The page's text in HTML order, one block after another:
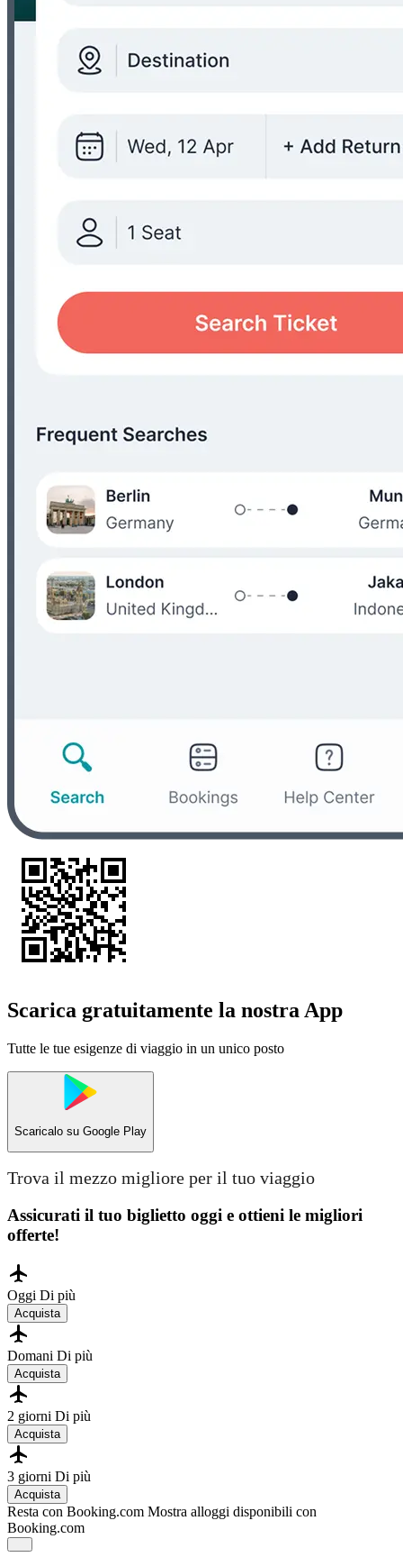
Scarica gratuitamente la nostra App
Tutte le tue esigenze di viaggio in un unico posto
Scaricalo su Google Play
Trova il mezzo migliore per il tuo viaggio
Assicurati il ​​tuo biglietto oggi e ottieni le migliori
offerte!
Oggi Di più
Acquista
Domani Di più
Acquista
2 giorni Di più
Acquista
3 giorni Di più
Acquista
Resta con Booking.com Mostra alloggi disponibili con
Booking.com